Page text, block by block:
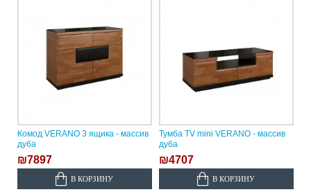
Комод VERANO 3 ящика - массив
дуба
₪7897
В КОРЗИНУ
Тумба TV mini VERANO - массив
дуба
₪4707
В КОРЗИНУ